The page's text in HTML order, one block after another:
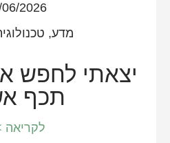
06/2026
מדע, טכנולוגיה
יצאתי לחפש
תכף
לקריאה >>